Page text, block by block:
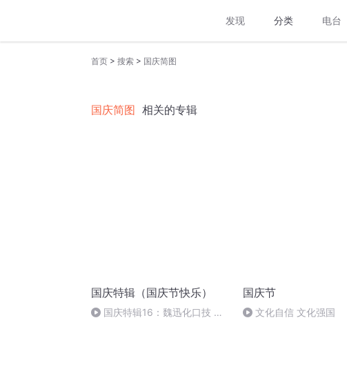
发现 分类 电台
首页 > 搜索 > 国庆简图
国庆简图 相关的专辑
国庆特辑（国庆节快乐）
国庆特辑16：魏迅化口技 二
国庆节
文化自信 文化强国